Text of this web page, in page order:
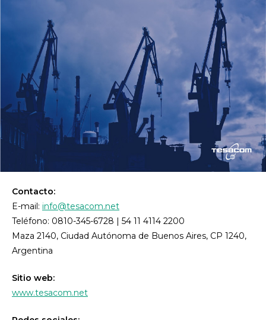
Contacto:
E-mail: info@tesacom.net
Teléfono: 0810-345-6728 | 54 11 4114 2200
Maza 2140, Ciudad Autónoma de Buenos Aires, CP 1240,
Argentina
Sitio web:
www.tesacom.net